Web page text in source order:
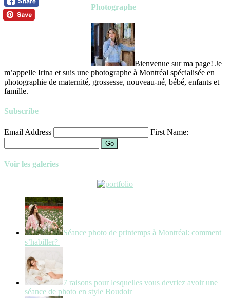
Photographe
Bienvenue sur ma page! Je
m’appelle Irina et suis une photographe à Montréal spécialisée en
photographie de maternité, grossesse, nouveau-né, bébé, enfants et
famille.
Subscribe
Email Address First Name:
Go
Voir les galeries
Séance photo de printemps à Montréal: comment
s’habiller?
7 raisons pour lesquelles vous devriez avoir une
séance de photo en style Boudoir